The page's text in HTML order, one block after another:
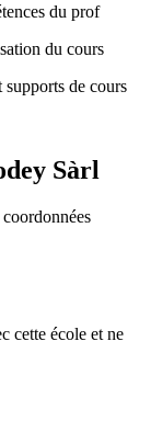
du prof
du cours
supports de cours
Sàrl
cette école et ne